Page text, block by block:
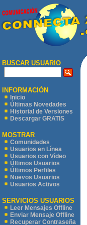
BUSCAR USUARIO
INFORMACIÓN
Inicio
Últimas Novedades
Historial de Versiones
Descargar GRATIS
MOSTRAR
Comunidades
Usuarios en Línea
Usuarios con Vídeo
Últimos Usuarios
Últimos Perfiles
Nuevos Usuarios
Usuarios Activos
SERVICIOS USUARIOS
Leer Mensajes Offline
Enviar Mensaje Offline
Recuperar Contraseña